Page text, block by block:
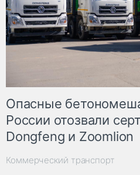
Опасные
России отозвали
Dongfeng и Zoomlion
Коммерческий транспорт